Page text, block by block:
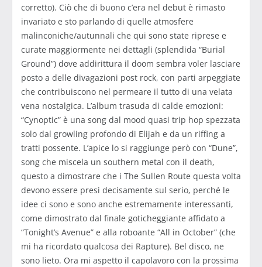
corretto). Ciò che di buono c’era nel debut è rimasto
invariato e sto parlando di quelle atmosfere
malinconiche/autunnali che qui sono state riprese e
curate maggiormente nei dettagli (splendida “Burial
Ground”) dove addirittura il doom sembra voler lasciare
posto a delle divagazioni post rock, con parti arpeggiate
che contribuiscono nel permeare il tutto di una velata
vena nostalgica. L’album trasuda di calde emozioni:
“Cynoptic” è una song dal mood quasi trip hop spezzata
solo dal growling profondo di Elijah e da un riffing a
tratti possente. L’apice lo si raggiunge però con “Dune”,
song che miscela un southern metal con il death,
questo a dimostrare che i The Sullen Route questa volta
devono essere presi decisamente sul serio, perché le
idee ci sono e sono anche estremamente interessanti,
come dimostrato dal finale goticheggiante affidato a
“Tonight’s Avenue” e alla roboante “All in October” (che
mi ha ricordato qualcosa dei Rapture). Bel disco, ne
sono lieto. Ora mi aspetto il capolavoro con la prossima